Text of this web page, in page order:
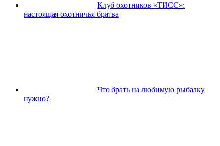
Клуб охотников «ТИСС»:
настоящая охотничья братва
Что брать на любимую рыбалку
нужно?